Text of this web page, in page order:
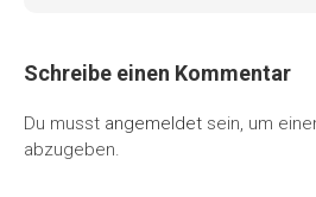
Schreibe einen Kommentar
Du musst angemeldet sein, um
abzugeben.